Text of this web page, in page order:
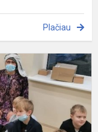
Plačiau